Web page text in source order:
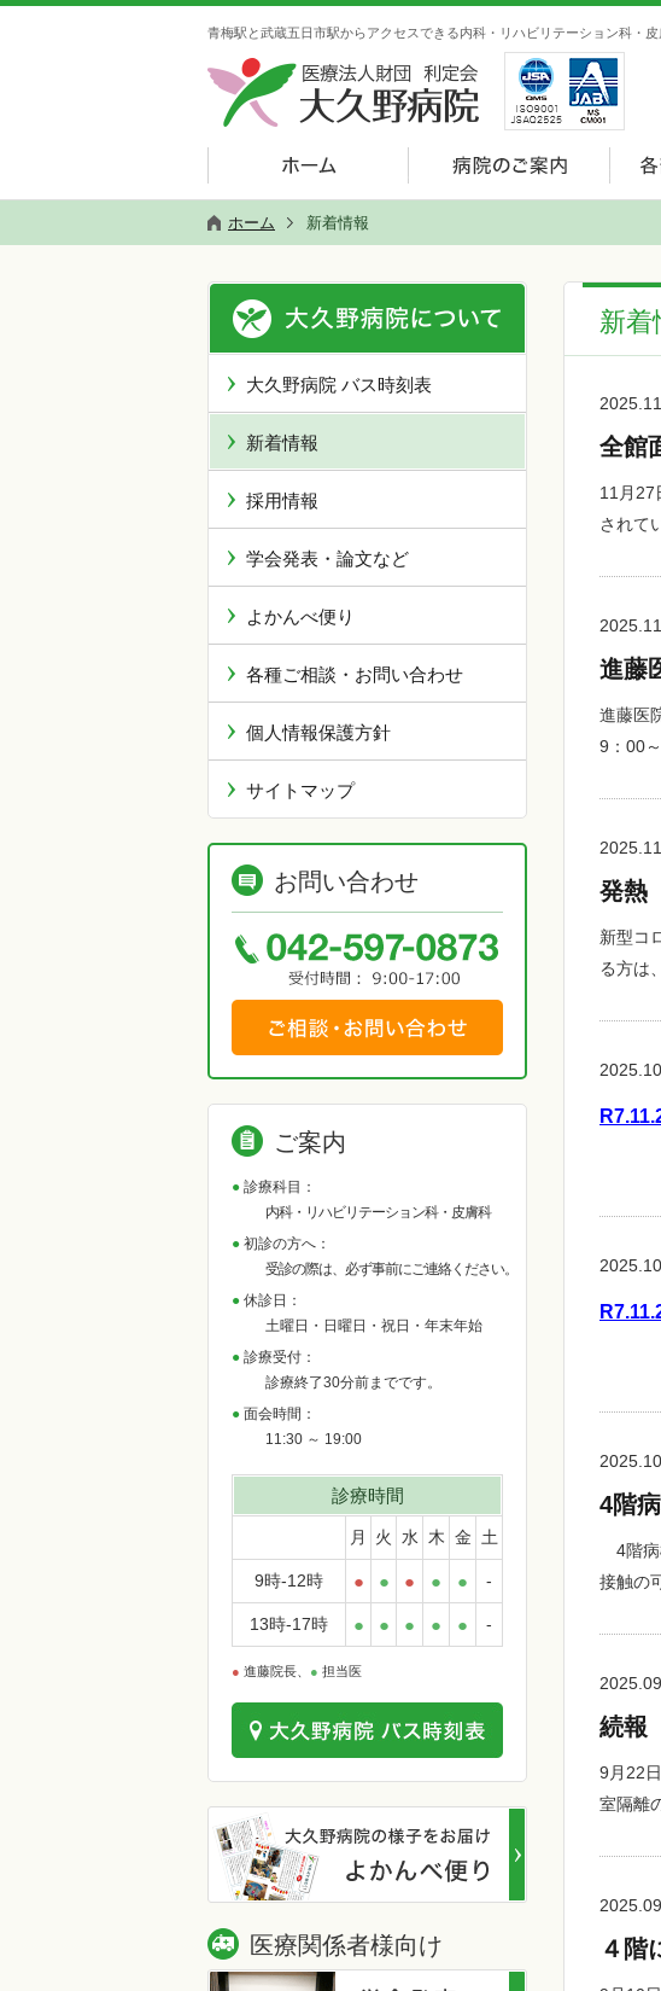
青梅駅と武蔵五日市駅からアクセスできる内科・リハビリテーション科・
ホーム 新着情報
新着
全館
11月27
されて
進藤
進藤医
9：00
発熱
新型コ
る方は
4階
4階病
接触の
続報
9月22
室隔離
４階
大久野病院 バス時刻表
新着情報
採用情報
学会発表・論文など
よかんべ便り
各種ご相談・お問い合わせ
個人情報保護方針
サイトマップ
お問い合わせ
ご案内
診療科目：
内科・リハビリテーション科・皮膚科
初診の方へ：
受診の際は、必ず事前にご連絡ください。
休診日：
土曜日・日曜日・祝日・年末年始
診療受付：
診療終了30分前までです。
面会時間：
11:30 ～ 19:00
診療時間
月 火 水 木 金 土
9時-12時 ● ● ● ● ● -
13時-17時 ● ● ● ● ● -
● 進藤院長、 ● 担当医
医療関係者様向け